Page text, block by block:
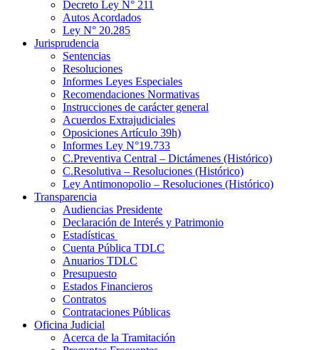
Decreto Ley N° 211
Autos Acordados
Ley N° 20.285
Jurisprudencia
Sentencias
Resoluciones
Informes Leyes Especiales
Recomendaciones Normativas
Instrucciones de carácter general
Acuerdos Extrajudiciales
Oposiciones Artículo 39h)
Informes Ley N°19.733
C.Preventiva Central – Dictámenes (Histórico)
C.Resolutiva – Resoluciones (Histórico)
Ley Antimonopolio – Resoluciones (Histórico)
Transparencia
Audiencias Presidente
Declaración de Interés y Patrimonio
Estadísticas
Cuenta Pública TDLC
Anuarios TDLC
Presupuesto
Estados Financieros
Contratos
Contrataciones Públicas
Oficina Judicial
Acerca de la Tramitación